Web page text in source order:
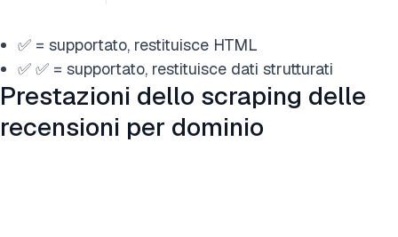
✅ = supportato, restituisce HTML
✅ ✅ = supportato, restituisce dati strutturati
Prestazioni dello scraping delle
recensioni per dominio